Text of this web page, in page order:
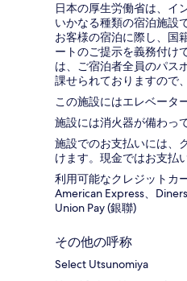
日本の厚生労働省は、イ
いかなる種類の宿泊施設
お客様の宿泊に際し、国
ートのご提示を義務付け​
は、ご宿泊者全員のパス
課せられておりますの​で
この施設にはエレベータ
施設には消火器が備わっ
施設でのお支払いには、
けます。現金ではお支払
利用可能なクレジットカ
American Express、
Union Pay (銀聯)
その他の呼称
Select Utsunomiya